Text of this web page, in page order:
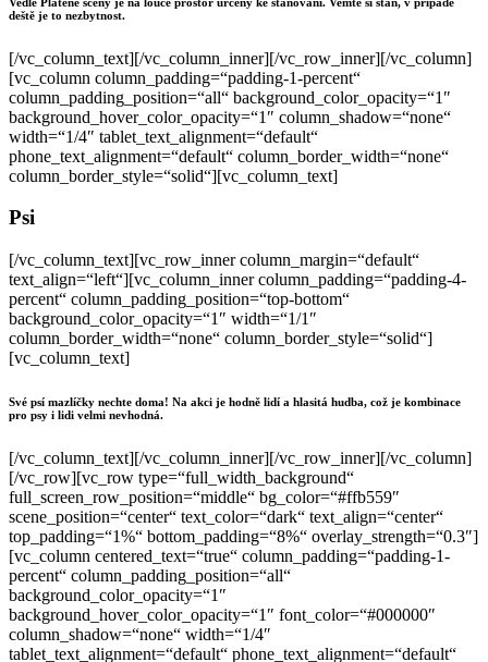
deště je to nezbytnost.
[/vc_column_text][/vc_column_inner][/vc_row_inner][/vc_column]
[vc_column column_padding=“padding-1-percent“
column_padding_position=“all“ background_color_opacity=“1″
background_hover_color_opacity=“1″ column_shadow=“none“
width=“1/4″ tablet_text_alignment=“default“
phone_text_alignment=“default“ column_border_width=“none“
column_border_style=“solid“][vc_column_text]
Psi
[/vc_column_text][vc_row_inner column_margin=“default“
text_align=“left“][vc_column_inner column_padding=“padding-4-
percent“ column_padding_position=“top-bottom“
background_color_opacity=“1″ width=“1/1″
column_border_width=“none“ column_border_style=“solid“]
[vc_column_text]
Své psí mazlíčky nechte doma! Na akci je hodně lidí a hlasitá hudba, což je kombinace
pro psy i lidi velmi nevhodná.
[/vc_column_text][/vc_column_inner][/vc_row_inner][/vc_column]
[/vc_row][vc_row type=“full_width_background“
full_screen_row_position=“middle“ bg_color=“#ffb559″
scene_position=“center“ text_color=“dark“ text_align=“center“
top_padding=“1%“ bottom_padding=“8%“ overlay_strength=“0.3″]
[vc_column centered_text=“true“ column_padding=“padding-1-
percent“ column_padding_position=“all“
background_color_opacity=“1″
background_hover_color_opacity=“1″ font_color=“#000000″
column_shadow=“none“ width=“1/4″
tablet_text_alignment=“default“ phone_text_alignment=“default“